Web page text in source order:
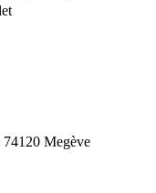
74120 Megève